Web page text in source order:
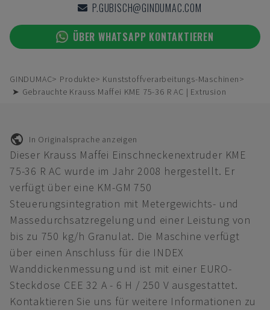
P.GUBISCH@GINDUMAC.COM
ÜBER WHATSAPP KONTAKTIEREN
GINDUMAC Produkte
Kunststoffverarbeitungs-Maschinen
➤ Gebrauchte Krauss Maffei KME 75-36 R AC | Extrusion
In Originalsprache anzeigen
Dieser Krauss Maffei Einschneckenextruder KME
75-36 R AC wurde im Jahr 2008 hergestellt. Er
verfügt über eine KM-GM 750
Steuerungsintegration mit Metergewichts- und
Massedurchsatzregelung und einer Leistung von
bis zu 750 kg/h Granulat. Die Maschine verfügt
über einen Anschluss für die INDEX
Wanddickenmessung und ist mit einer EURO-
Steckdose CEE 32 A - 6 H / 250 V ausgestattet.
Kontaktieren Sie uns für weitere Informationen zu